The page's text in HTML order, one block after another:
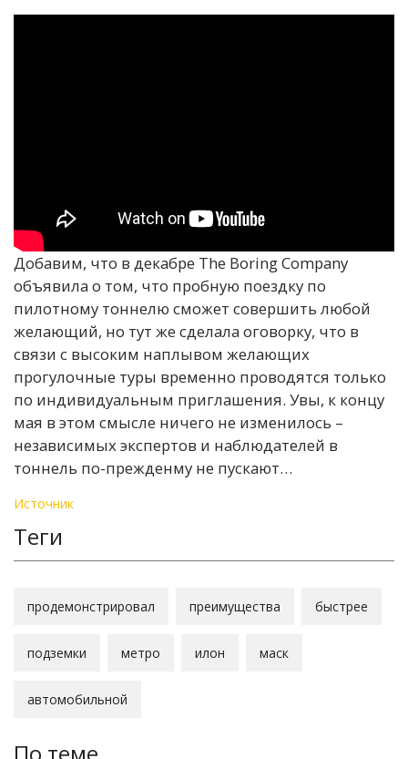
Добавим, что в декабре The Boring Company
объявила о том, что пробную поездку по
пилотному тоннелю сможет совершить любой
желающий, но тут же сделала оговорку, что в
связи с высоким наплывом желающих
прогулочные туры временно проводятся только
по индивидуальным приглашения. Увы, к концу
мая в этом смысле ничего не изменилось –
независимых экспертов и наблюдателей в
тоннель по-прежденму не пускают…
Источник
Теги
продемонстрировал преимущества быстрее
подземки метро илон маск
автомобильной
По теме